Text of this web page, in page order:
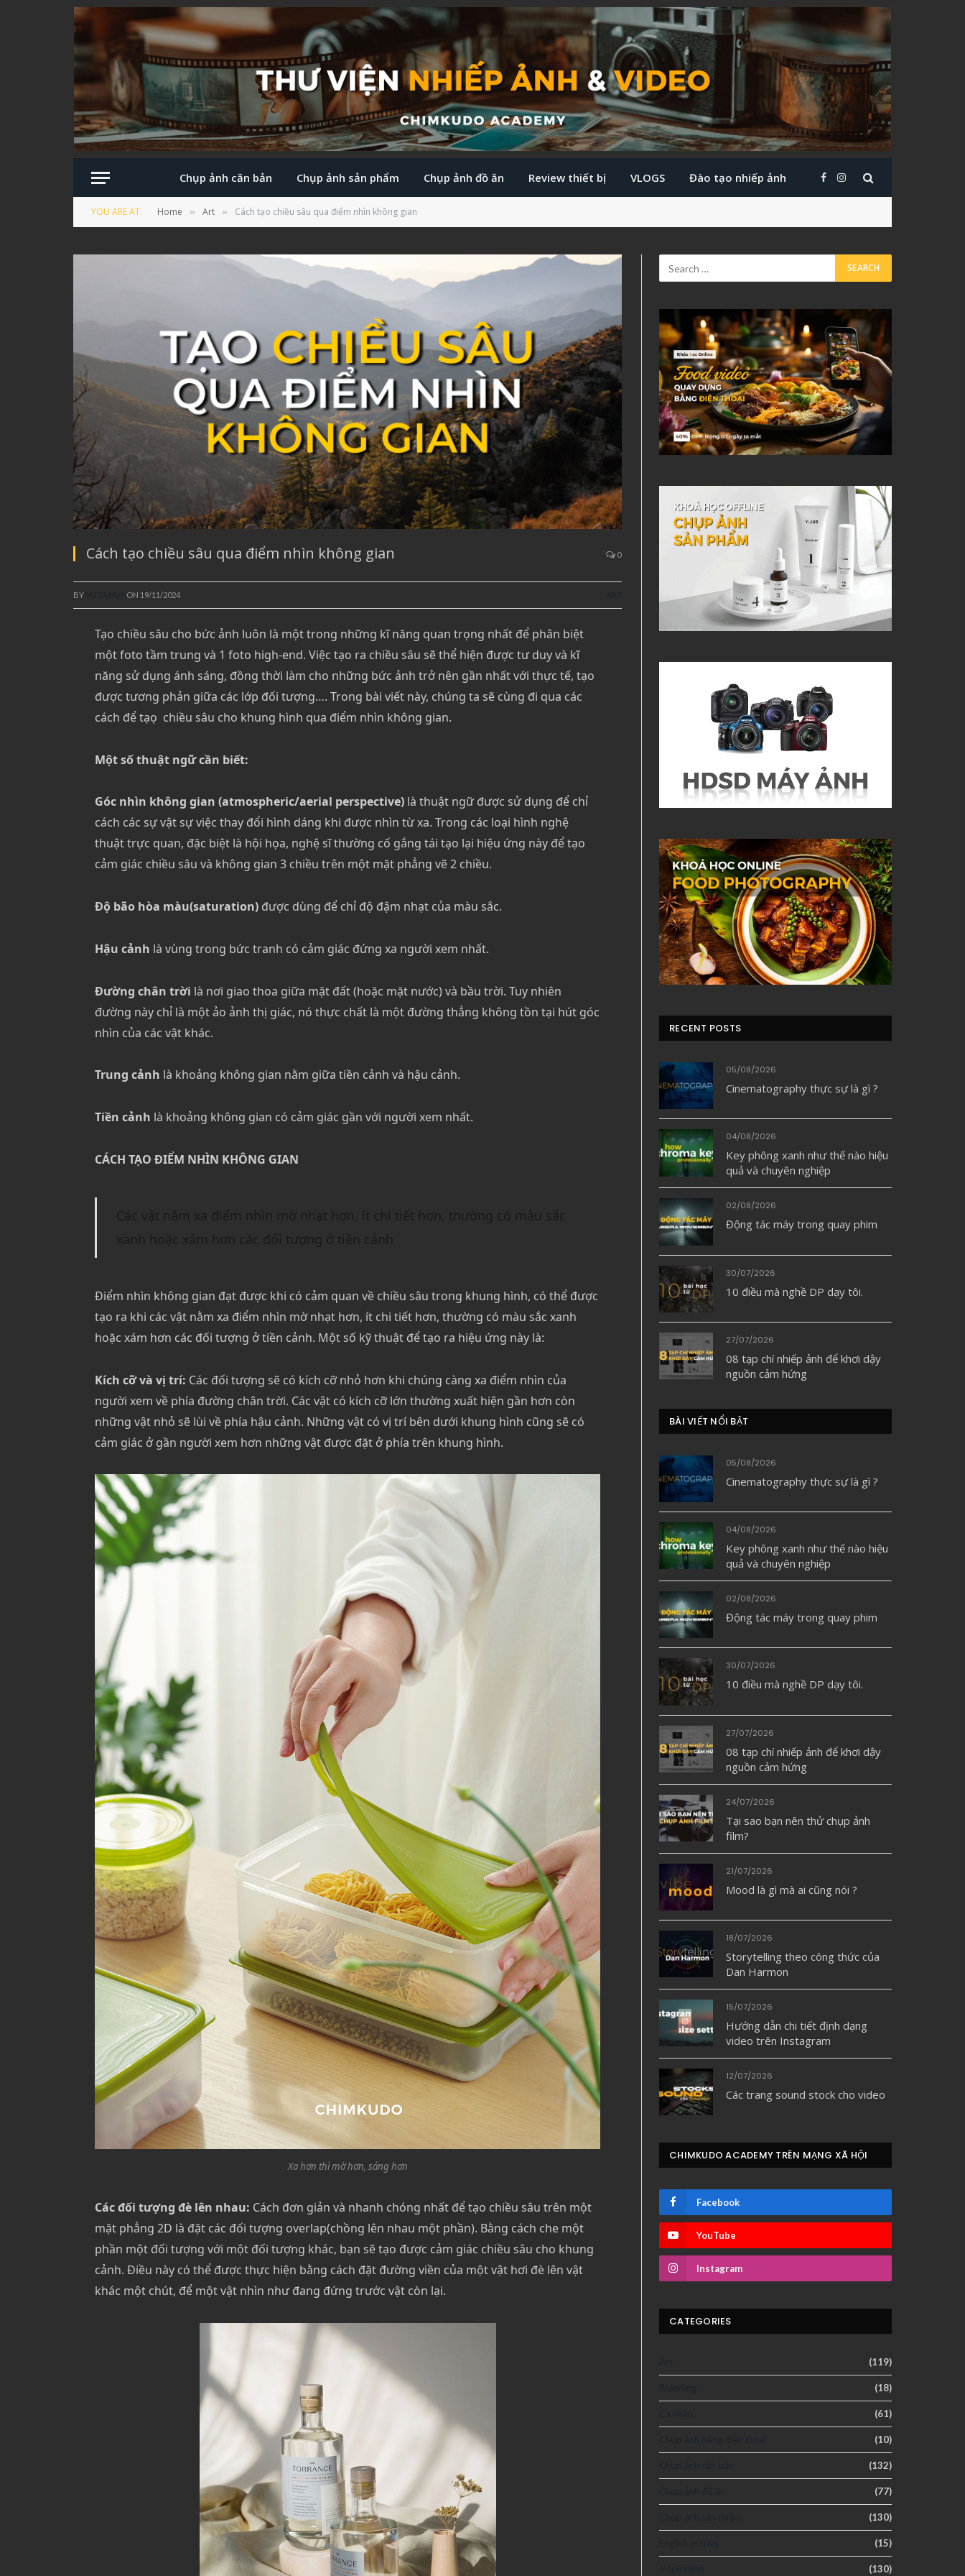
Chụp ảnh căn bản Chụp ảnh sản phẩm Chụp ảnh đồ ăn Review thiết bị VLOGS Đào tạo nhiếp ảnh Facebook
Instagram
YOU ARE AT: Home » Art » Cách tạo chiều sâu qua điểm nhìn không gian
Cách tạo chiều sâu qua điểm nhìn không gian 0
BY ON 19/11/2024
Tạo chiều sâu cho bức ảnh luôn là một trong những kĩ năng quan trọng nhất để phân biệt
một foto tầm trung và 1 foto high-end. Việc tạo ra chiều sâu sẽ thể hiện được tư duy và kĩ
năng sử dụng ánh sáng, đồng thời làm cho những bức ảnh trở nên gần nhất với thực tế, tạo
được tương phản giữa các lớp đối tượng…. Trong bài viết này, chúng ta sẽ cùng đi qua các
cách để tạọ chiều sâu cho khung hình qua điểm nhìn không gian.
Một số thuật ngữ cần biết:
Góc nhìn không gian (atmospheric/aerial perspective) là thuật ngữ được sử dụng để chỉ
cách các sự vật sự việc thay đổi hình dáng khi được nhìn từ xa. Trong các loại hình nghệ
thuật trực quan, đặc biệt là hội họa, nghệ sĩ thường cố gắng tái tạo lại hiệu ứng này để tạo
cảm giác chiều sâu và không gian 3 chiều trên một mặt phẳng vẽ 2 chiều.
Độ bão hòa màu(saturation) được dùng để chỉ độ đậm nhạt của màu sắc.
Hậu cảnh là vùng trong bức tranh có cảm giác đứng xa người xem nhất.
Đường chân trời là nơi giao thoa giữa mặt đất (hoặc mặt nước) và bầu trời. Tuy nhiên
đường này chỉ là một ảo ảnh thị giác, nó thực chất là một đường thẳng không tồn tại hút góc
nhìn của các vật khác.
Trung cảnh là khoảng không gian nằm giữa tiền cảnh và hậu cảnh.
Tiền cảnh là khoảng không gian có cảm giác gần với người xem nhất.
CÁCH TẠO ĐIỂM NHÌN KHÔNG GIAN
Điểm nhìn không gian đạt được khi có cảm quan về chiều sâu trong khung hình, có thể được
tạo ra khi các vật nằm xa điểm nhìn mờ nhạt hơn, ít chi tiết hơn, thường có màu sắc xanh
hoặc xám hơn các đối tượng ở tiền cảnh. Một số kỹ thuật để tạo ra hiệu ứng này là:
Kích cỡ và vị trí: Các đối tượng sẽ có kích cỡ nhỏ hơn khi chúng càng xa điểm nhìn của
người xem về phía đường chân trời. Các vật có kích cỡ lớn thường xuất hiện gần hơn còn
những vật nhỏ sẽ lùi về phía hậu cảnh. Những vật có vị trí bên dưới khung hình cũng sẽ có
cảm giác ở gần người xem hơn những vật được đặt ở phía trên khung hình.
Xa hơn thì mờ hơn, sáng hơn
Các đối tượng đè lên nhau: Cách đơn giản và nhanh chóng nhất để tạo chiều sâu trên một
mặt phẳng 2D là đặt các đối tượng overlap(chồng lên nhau một phần). Bằng cách che một
phần một đối tượng với một đối tượng khác, bạn sẽ tạo được cảm giác chiều sâu cho khung
cảnh. Điều này có thể được thực hiện bằng cách đặt đường viền của một vật hơi đè lên vật
khác một chút, để một vật nhìn như đang đứng trước vật còn lại.
RECENT POSTS
05/08/2026
Cinematography thực sự là gì ?
04/08/2026
Key phông xanh như thế nào hiệu
quả và chuyên nghiệp
02/08/2026
Động tác máy trong quay phim
30/07/2026
10 điều mà nghề DP dạy tôi.
27/07/2026
08 tạp chí nhiếp ảnh để khơi dậy
nguồn cảm hứng
BÀI VIẾT NỔI BẬT
05/08/2026
Cinematography thực sự là gì ?
04/08/2026
Key phông xanh như thế nào hiệu
quả và chuyên nghiệp
02/08/2026
Động tác máy trong quay phim
30/07/2026
10 điều mà nghề DP dạy tôi.
27/07/2026
08 tạp chí nhiếp ảnh để khơi dậy
nguồn cảm hứng
24/07/2026
Tại sao bạn nên thử chụp ảnh
film?
21/07/2026
Mood là gì mà ai cũng nói ?
18/07/2026
Storytelling theo công thức của
Dan Harmon
15/07/2026
Hướng dẫn chi tiết định dạng
video trên Instagram
12/07/2026
Các trang sound stock cho video
CHIMKUDO ACADEMY TRÊN MẠNG XÃ HỘI
Facebook
YouTube
Instagram
CATEGORIES
(119)
(18)
(61)
(10)
(132)
(77)
(130)
(15)
(130)